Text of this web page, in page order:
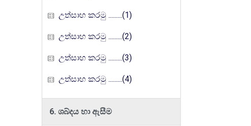
උත්සාහ කරමු .........(1)
උත්සාහ කරමු .........(2)
උත්සාහ කරමු .........(3)
උත්සාහ කරමු .........(4)
6. ශබ්දය හා ඇසීම